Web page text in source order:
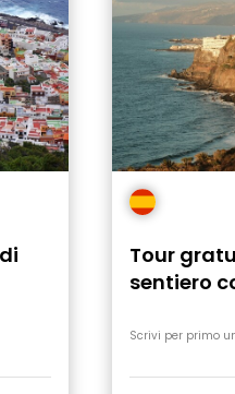
Tour
sentiero
Scrivi per primo